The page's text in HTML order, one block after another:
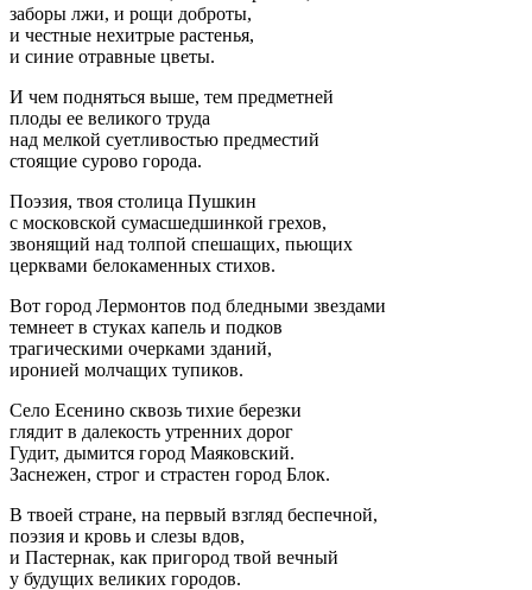
заборы лжи, и рощи доброты,
и честные нехитрые растенья,
и синие отравные цветы.
И чем подняться выше, тем предметней
плоды ее великого труда
над мелкой суетливостью предместий
стоящие сурово города.
Поэзия, твоя столица Пушкин
с московской сумасшедшинкой грехов,
звонящий над толпой спешащих, пьющих
церквами белокаменных стихов.
Вот город Лермонтов под бледными звездами
темнеет в стуках капель и подков
трагическими очерками зданий,
иронией молчащих тупиков.
Село Есенино сквозь тихие березки
глядит в далекость утренних дорог
Гудит, дымится город Маяковский.
Заснежен, строг и страстен город Блок.
В твоей стране, на первый взгляд беспечной,
поэзия и кровь и слезы вдов,
и Пастернак, как пригород твой вечный
у будущих великих городов.